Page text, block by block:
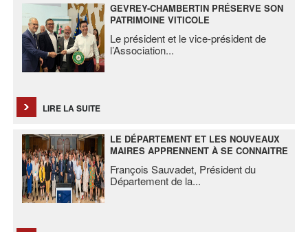
GEVREY-CHAMBERTIN PRÉSERVE SON
PATRIMOINE VITICOLE
Le président et le vice-président de
l’Association...
LIRE LA SUITE
LE DÉPARTEMENT ET LES NOUVEAUX
MAIRES APPRENNENT À SE CONNAITRE
François Sauvadet, Président du
Département de la...